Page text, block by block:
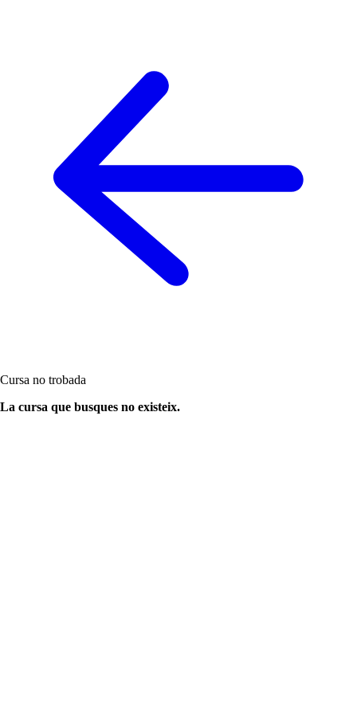
Cursa no trobada
La cursa que busques no existeix.